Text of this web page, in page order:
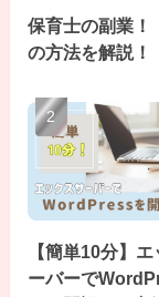
保育士の副業！
の方法を解説！
【簡単10分】
ーバーで